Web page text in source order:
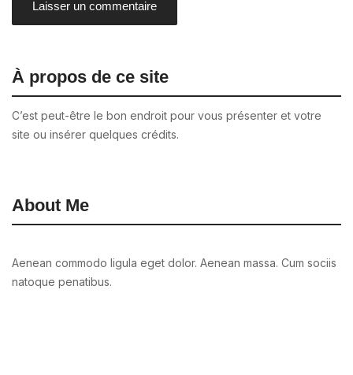
À propos de ce site
C’est peut-être le bon endroit pour vous présenter et votre
site ou insérer quelques crédits.
About Me
Aenean commodo ligula eget dolor. Aenean massa. Cum sociis
natoque penatibus.